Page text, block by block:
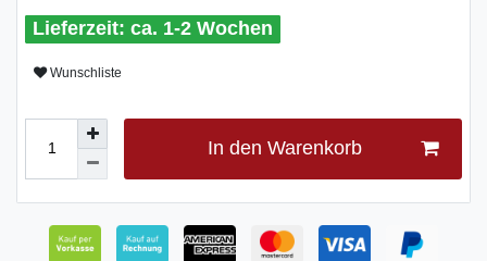
ca. 1-2 Wochen
Wunschliste
In den Warenkorb